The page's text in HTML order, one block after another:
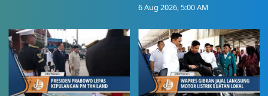
6 Aug 2026, 5:00 AM